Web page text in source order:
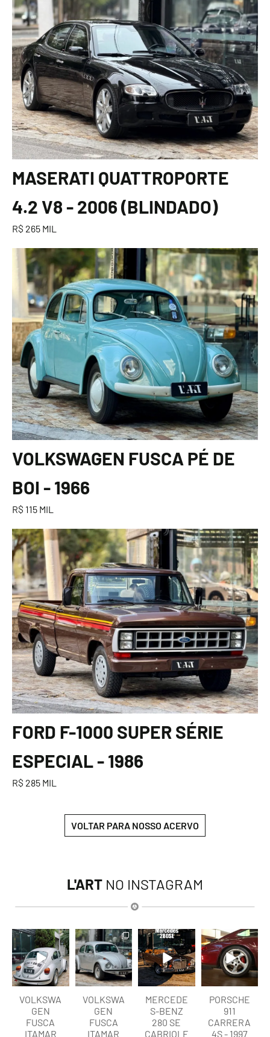
MASERATI QUATTROPORTE
4.2 V8 - 2006 (BLINDADO)
R$ 265 MIL
VOLKSWAGEN FUSCA PÉ DE
BOI - 1966
R$ 115 MIL
FORD F-1000 SUPER SÉRIE
ESPECIAL - 1986
R$ 285 MIL
VOLTAR PARA NOSSO ACERVO
L'ART NO INSTAGRAM
lart.br
Ago 6
VOLKSWA
GEN
FUSCA
ITAMAR
lart.br
Ago 6
VOLKSWA
GEN
FUSCA
ITAMAR
lart.br
Ago 5
MERCEDE
S-BENZ
280 SE
CABRIOLE
lart.br
Ago 5
PORSCHE
911
CARRERA
4S - 1997